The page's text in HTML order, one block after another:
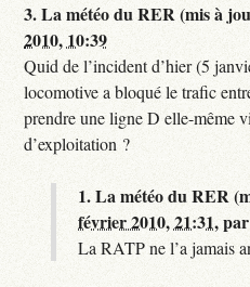
3.La météo du RER (mis à
2010, 10:39
Quid de l’incident d’hier (5
locomotive a bloqué le trafic
prendre une ligne D elle-même
d’exploitation ?
1.La météo du RER
février 2010, 21:31,
La RATP ne l’a jamais